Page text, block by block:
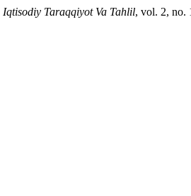
Iqtisodiy Taraqqiyot Va Tahlil, vol. 2, no.